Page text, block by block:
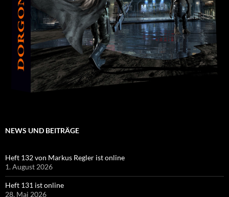
NEWS UND BEITRÄGE
Heft 132 von Markus Regler ist online
1. August 2026
Heft 131 ist online
28. Mai 2026